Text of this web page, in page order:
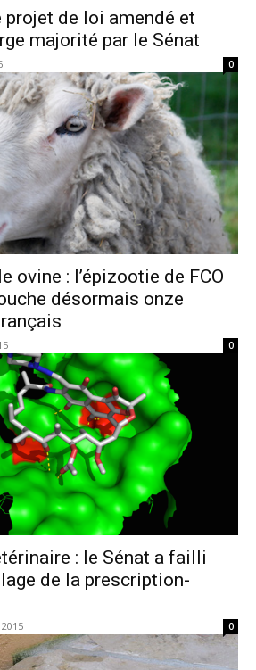
de loi amendé et
majorité par le Sénat
0
ovine : l’épizootie de FCO
désormais onze
0
: le Sénat a failli
de la prescription-
0